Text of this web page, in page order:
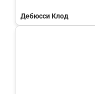
Дебюсси Клод